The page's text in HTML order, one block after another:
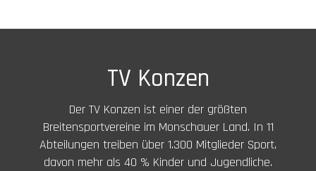
TV Konzen
Der TV Konzen ist einer der größten
Breitensportvereine im Monschauer Land. In 11
Abteilungen treiben über 1.300 Mitglieder Sport,
davon mehr als 40 % Kinder und Jugendliche.